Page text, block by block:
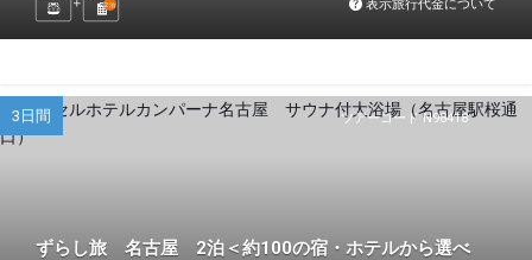
2泊 表示旅行代金について
ツアーコード N98418
3日間
ずらし旅 名古屋 2泊＜約100の宿・ホテルから選べ